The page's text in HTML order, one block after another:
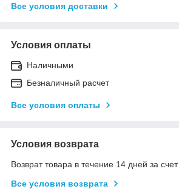
Все условия доставки
Условия оплаты
Наличными
Безналичный расчет
Все условия оплаты
Условия возврата
Возврат товара в течение 14 дней за
Все условия возврата